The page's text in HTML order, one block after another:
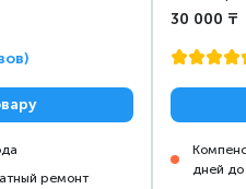
ремонт
30 000 ₸
дней до